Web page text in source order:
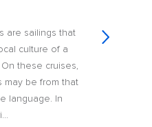
are sailings that
culture of a
these cruises,
may be from that
language. In